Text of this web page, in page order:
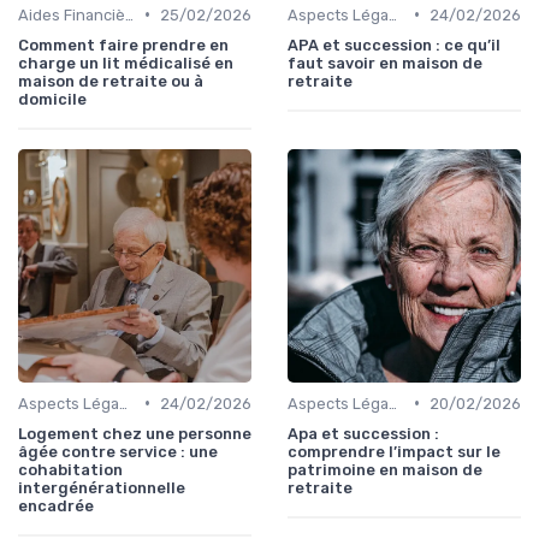
•
25/02/2026
Comment faire prendre en
charge un lit médicalisé en
maison de retraite ou à
domicile
•
24/02/2026
APA et succession : ce qu’il
faut savoir en maison de
retraite
•
24/02/2026
Logement chez une personne
âgée contre service : une
cohabitation
intergénérationnelle
encadrée
•
20/02/2026
Apa et succession :
comprendre l’impact sur le
patrimoine en maison de
retraite